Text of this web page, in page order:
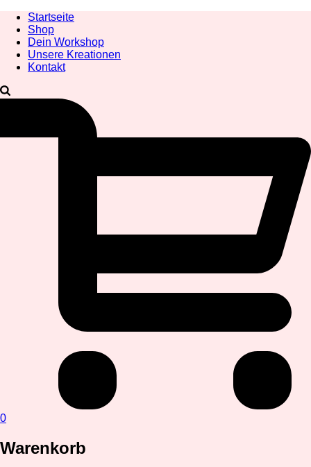
Startseite
Shop
Dein Workshop
Unsere Kreationen
Kontakt
0
Warenkorb